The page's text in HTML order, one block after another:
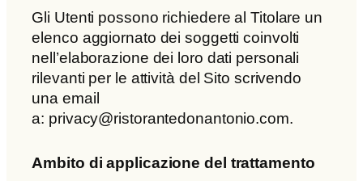
Gli Utenti possono richiedere al Titolare un
elenco aggiornato dei soggetti coinvolti
nell’elaborazione dei loro dati personali
rilevanti per le attività del Sito scrivendo
una email
a: privacy@ristorantedonantonio.com.
Ambito di applicazione del trattamento